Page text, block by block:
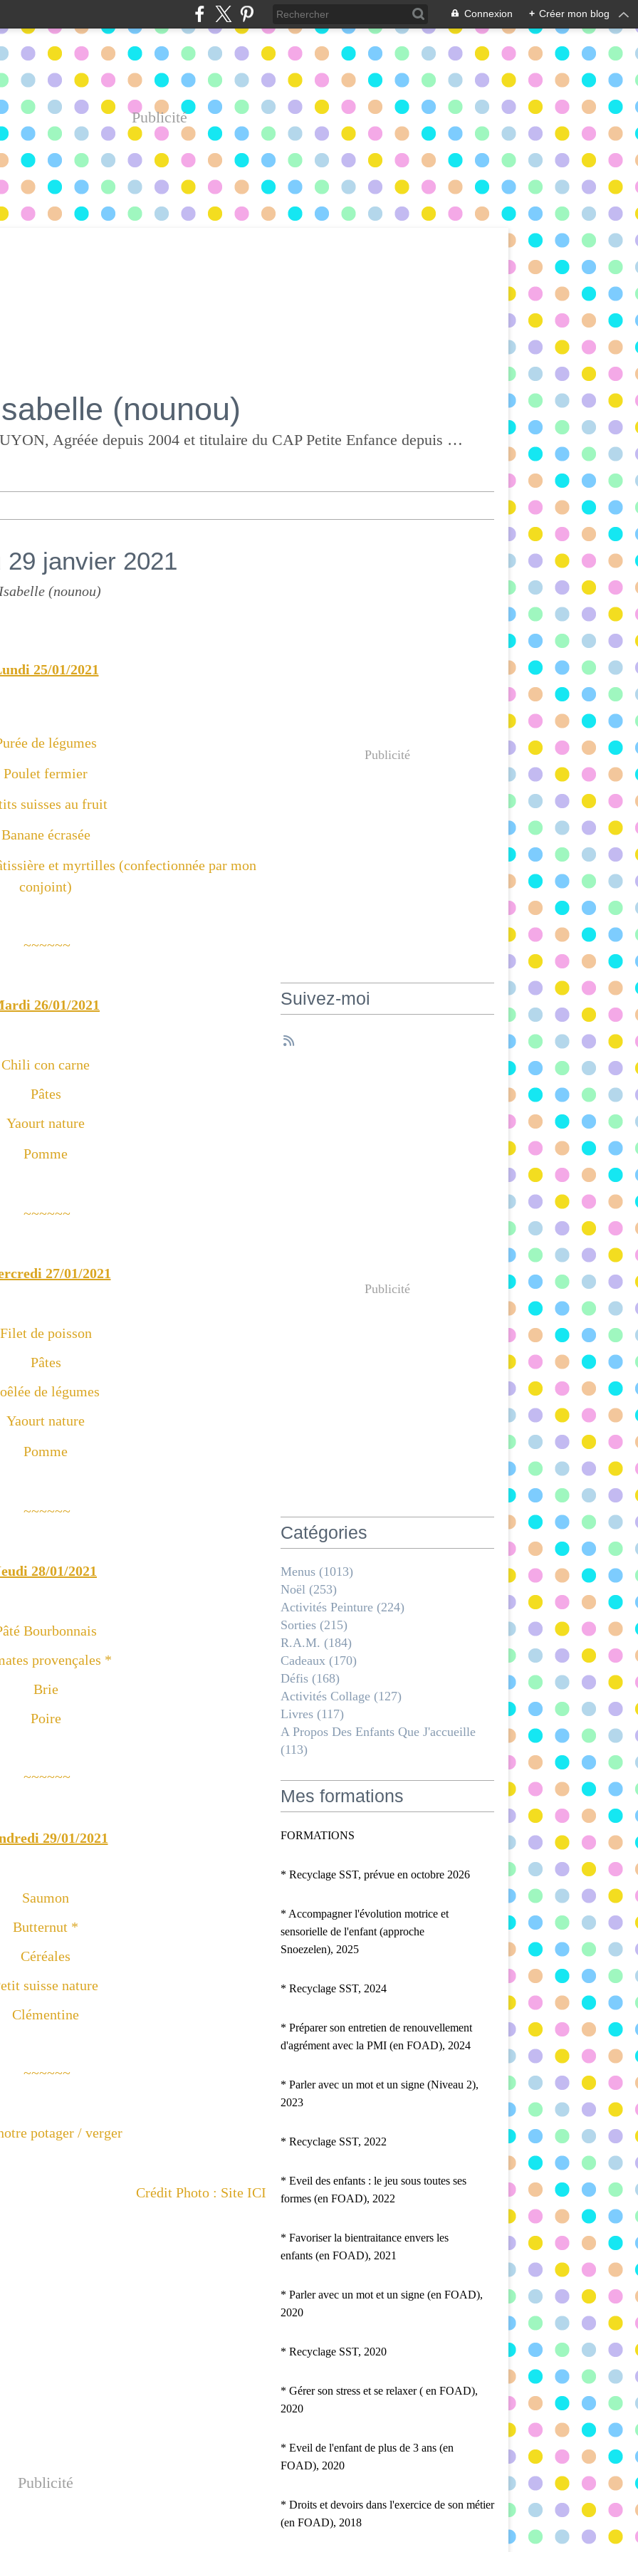
Connexion + Créer mon blog
Publicité
(nounou)
Ass Mat à CHATEL-GUYON, Agréée depuis 2004 et titulaire du CAP Petite Enfance depuis 2017, BONNE VISITE !!!
janvier 2021
(nounou)
25/01/2021
de légumes
Poulet fermier
suisses au fruit
Banane écrasée
et myrtilles (confectionnée par mon
conjoint)
~~~~~~
26/01/2021
Chili con carne
Pâtes
Yaourt nature
Pomme
~~~~~~
27/01/2021
Filet de poisson
Pâtes
de légumes
Yaourt nature
Pomme
~~~~~~
28/01/2021
Bourbonnais
provençales *
Brie
Poire
~~~~~~
29/01/2021
Saumon
Butternut *
Céréales
suisse nature
Clémentine
~~~~~~
potager / verger
Crédit Photo : Site ICI
Publicité
Publicité
Suivez-moi
Publicité
Catégories
Menus (1013)
Noël (253)
Activités Peinture (224)
Sorties (215)
R.a.m. (184)
Cadeaux (170)
Défis (168)
Activités Collage (127)
Livres (117)
A Propos Des Enfants Que J'accueille
(113)
Mes formations
FORMATIONS
* Recyclage SST, prévue en octobre 2026
* Accompagner l'évolution motrice et
sensorielle de l'enfant (approche
Snoezelen), 2025
* Recyclage SST, 2024
* Préparer son entretien de renouvellement
d'agrément avec la PMI (en FOAD), 2024
* Parler avec un mot et un signe (Niveau 2),
2023
* Recyclage SST, 2022
* Eveil des enfants : le jeu sous toutes ses
formes (en FOAD), 2022
* Favoriser la bientraitance envers les
enfants (en FOAD), 2021
* Parler avec un mot et un signe (en FOAD),
2020
* Recyclage SST, 2020
* Gérer son stress et se relaxer ( en FOAD),
2020
* Eveil de l'enfant de plus de 3 ans (en
FOAD), 2020
* Droits et devoirs dans l'exercice de son métier
(en FOAD), 2018